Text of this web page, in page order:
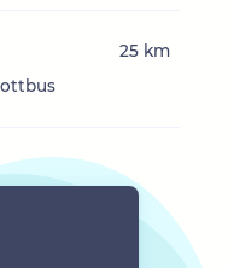
25 km